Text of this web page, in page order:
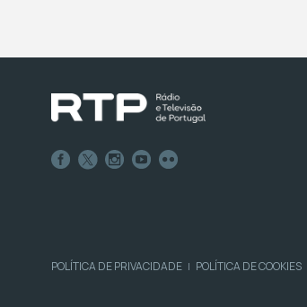
POLÍTICA DE PRIVACIDADE | POLÍTICA DE COOKIES